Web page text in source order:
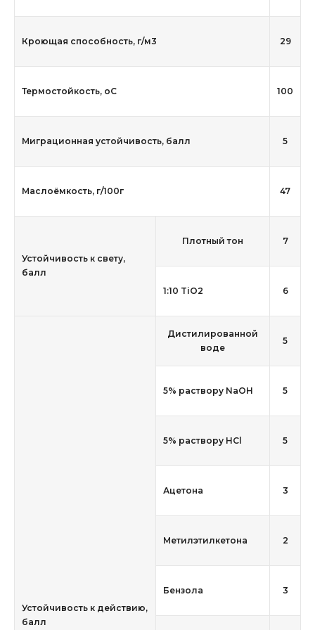
Кроющая способность, г/м3 29
Термостойкость, оС 100
Миграционная устойчивость, балл 5
Маслоёмкость, г/100г 47
Устойчивость к свету,
балл
Плотный тон 7
1:10 TiO2 6
Устойчивость к действию,
балл
Дистилированной
воде
5
5% раствору NaOH 5
5% раствору HCl 5
Ацетона 3
Метилэтилкетона 2
Бензола 3